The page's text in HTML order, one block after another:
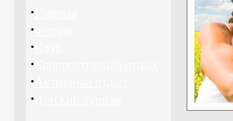
·
·
·
·
·
·